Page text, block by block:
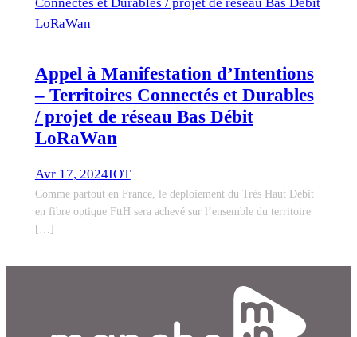
Appel à Manifestation d’Intentions
– Territoires Connectés et Durables
/ projet de réseau Bas Débit
LoRaWan
Avr 17, 2024IOT
Comme partout en France, le déploiement du Très Haut Débit
en fibre optique FttH sera achevé sur l’ensemble du territoire
[…]